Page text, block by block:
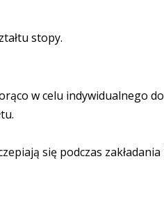
stopy.
w celu indywidualnego
się podczas